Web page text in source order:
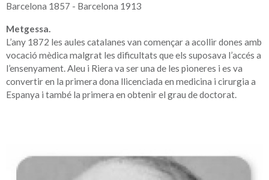
Barcelona 1857 - Barcelona 1913
Metgessa.
L’any 1872 les aules catalanes van començar a acollir dones amb
vocació mèdica malgrat les dificultats que els suposava l’accés a
l’ensenyament. Aleu i Riera va ser una de les pioneres i es va
convertir en la primera dona llicenciada en medicina i cirurgia a
Espanya i també la primera en obtenir el grau de doctorat.